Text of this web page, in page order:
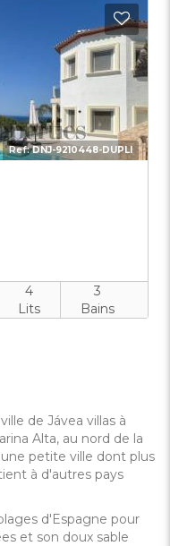
Ref:DNJ-9210448-DUPLI
4
Lits
3
Bains
de Jávea villas à
Alta, au nord de la
petite ville dont plus
à d'autres pays
d'Espagne pour
et son doux sable